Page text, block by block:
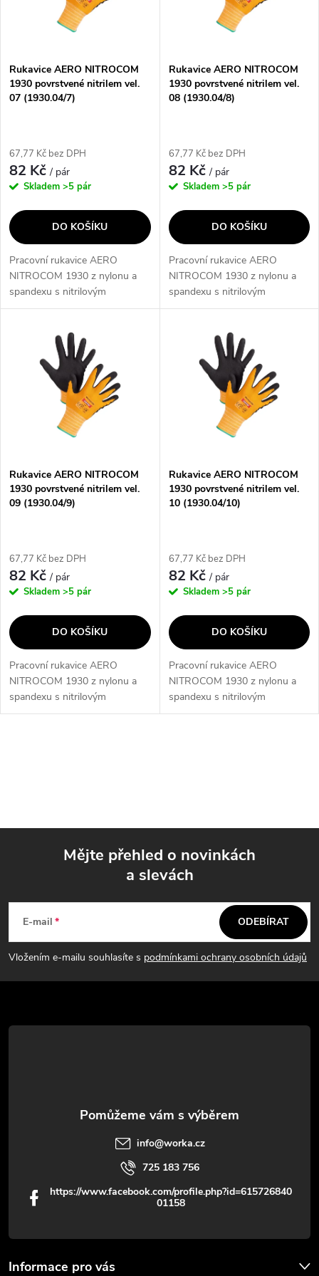
p
o
d
u
k
t
s
p
o
d
u
k
t
Rukavice AERO NITROCOM
1930 povrstvené nitrilem vel.
07 (1930.04/7)
67,77 Kč bez DPH
82 Kč/ pár
Skladem >5 pár
DO KOŠÍKU
Pracovní rukavice AERO
NITROCOM 1930 z nylonu a
spandexu s nitrilovým
povrchem a pískovou úpravou
sucha. Vnitřní mikrostruktura
chrání proti...
Rukavice AERO NITROCOM
1930 povrstvené nitrilem vel.
08 (1930.04/8)
67,77 Kč bez DPH
82 Kč/ pár
Skladem >5 pár
DO KOŠÍKU
Pracovní rukavice AERO
NITROCOM 1930 z nylonu a
spandexu s nitrilovým
povrchem a pískovou úpravou
sucha. Vnitřní mikrostruktura
chrání proti...
Rukavice AERO NITROCOM
1930 povrstvené nitrilem vel.
09 (1930.04/9)
67,77 Kč bez DPH
82 Kč/ pár
Skladem >5 pár
DO KOŠÍKU
Pracovní rukavice AERO
NITROCOM 1930 z nylonu a
spandexu s nitrilovým
povrchem a pískovou úpravou
Rukavice AERO NITROCOM
1930 povrstvené nitrilem vel.
10 (1930.04/10)
67,77 Kč bez DPH
82 Kč/ pár
Skladem >5 pár
DO KOŠÍKU
Pracovní rukavice AERO
NITROCOM 1930 z nylonu a
spandexu s nitrilovým
povrchem a pískovou úpravou
a
í
p
s
u
p
t
Mějte přehled o novinkách
a slevách
E-mail
Vložením e-mailu souhlasíte s podmínkami ochrany osobních údajů
ODEBÍRAT
Informace pro vás
info@worka.cz
725 183 756
https://www.facebook.com/profile.php?id=615726840
01158